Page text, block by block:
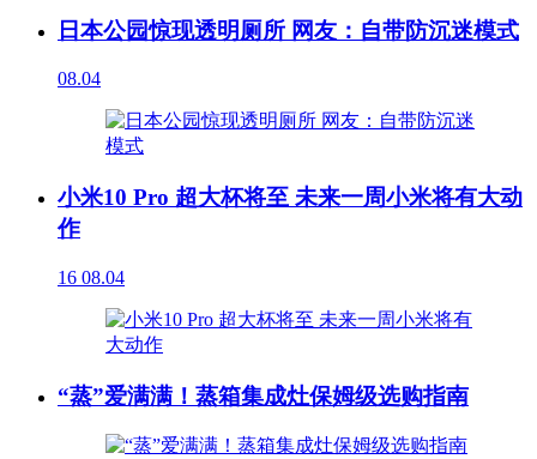
日本公园惊现透明厕所 网友：自带防沉迷模式
08.04
小米10 Pro 超大杯将至 未来一周小米将有大动
作
16 08.04
“蒸”爱满满！蒸箱集成灶保姆级选购指南